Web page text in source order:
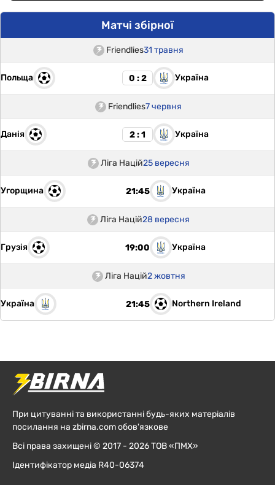
Матчі збірної
Friendlies31 травня
Польща 0 : 2 Україна
Friendlies7 червня
Данія 2 : 1 Україна
Ліга Націй25 вересня
Угорщина 21:45 Україна
Ліга Націй28 вересня
Грузія 19:00 Україна
Ліга Націй2 жовтня
Україна 21:45 Northern Ireland
При цитуванні та використанні будь-яких матеріалів
посилання на zbirna.com обов'язкове
Всі права захищені © 2017 - 2026 ТОВ «ПМХ»
Ідентифікатор медіа R40-06374